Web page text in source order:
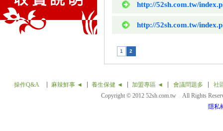
http://52sh.com.tw/
http://52sh.com.tw/
1 2
操作Q&A 麻辣鮮事 ◄ 養生保健 ◄ 加盟專區 ◄ 會議問題多
社
Copyright © 2012 52sh.com.tw All Rights
隱私